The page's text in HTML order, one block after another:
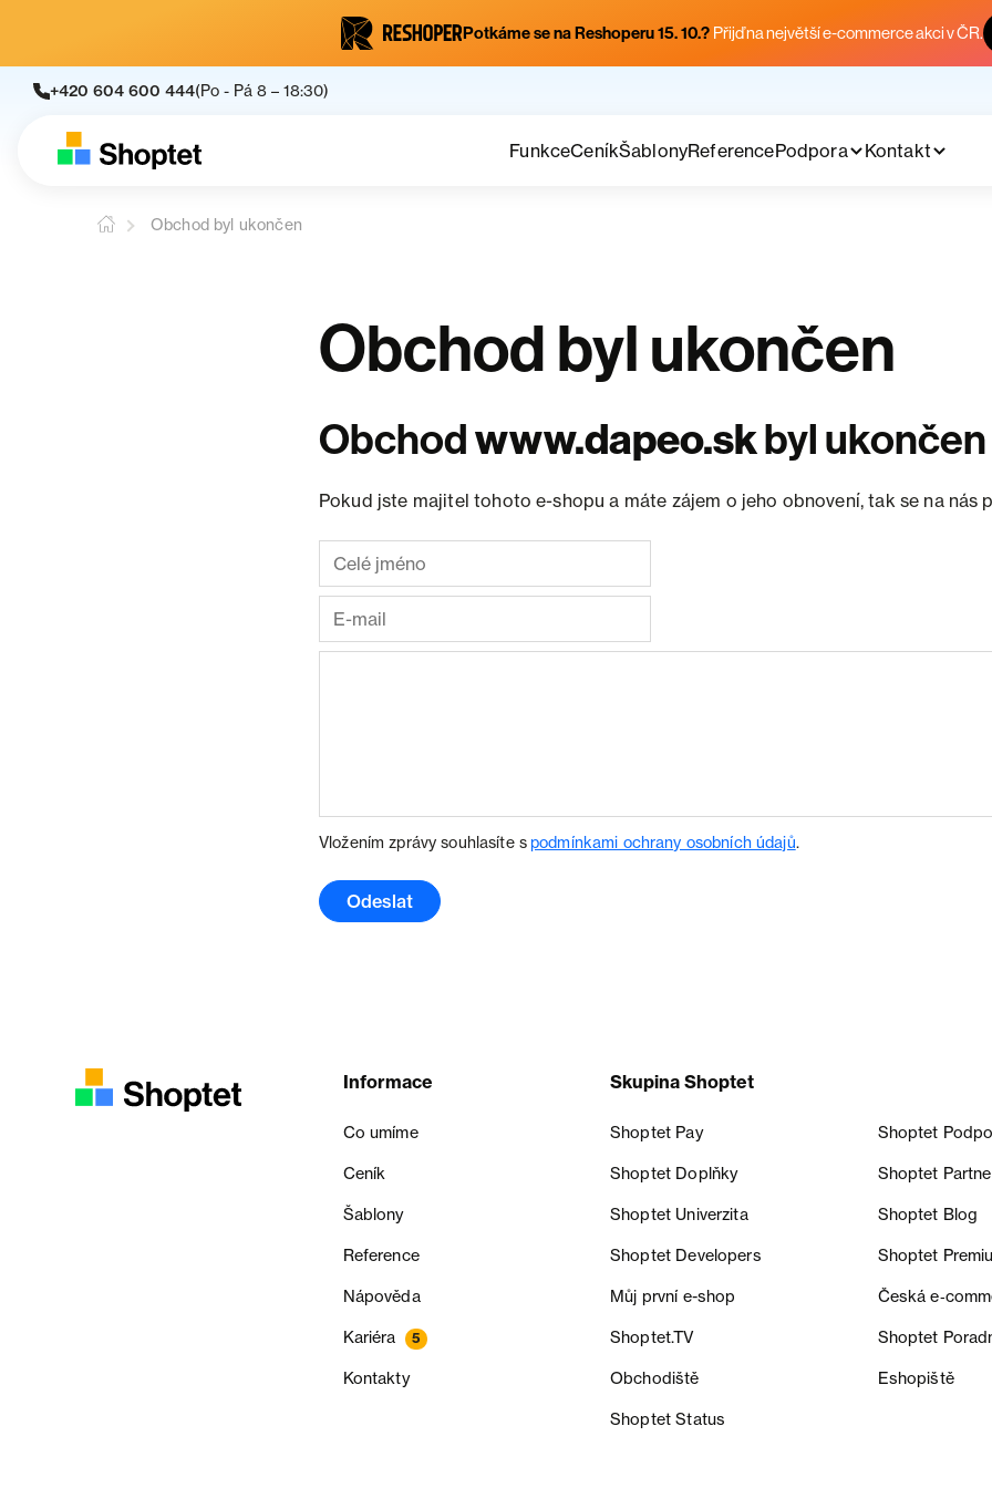
Potkáme se na Reshoperu 15. 10.? Přijď na největší e-commerce akci v ČR.
+420 604 600 444(Po - Pá 8 – 18:30)
FunkceCeníkŠablonyReferencePodpora Kontakt
Obchod byl ukončen
Obchod byl ukončen
Obchodwww.dapeo.skbyl ukončen
Pokud jste majitel tohoto e-shopu a máte zájem o jeho obnovení, tak se na nás
Vložením zprávy souhlasíte spodmínkami ochrany osobních údajů.
Odeslat
Informace
Co umíme
Ceník
Šablony
Reference
Nápověda
Kariéra 5
Kontakty
Skupina Shoptet
Shoptet Pay Shoptet
Shoptet Doplňky Shoptet
Shoptet Univerzita Shoptet Blog
Shoptet Developers Shoptet
Můj první e-shop Česká
Shoptet.TV Shoptet
Obchodiště Eshopiště
Shoptet Status